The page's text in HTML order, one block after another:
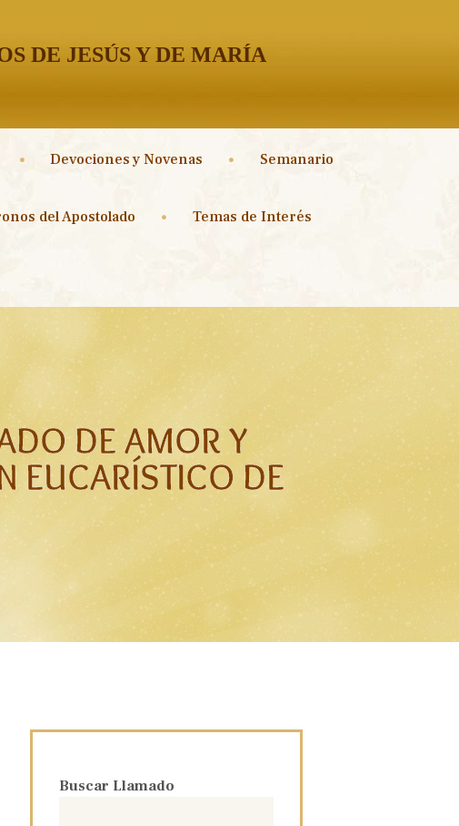
DE JESÚS Y DE MARÍA
Devociones y Novenas Semanario
del Apostolado Temas de Interés
DE AMOR Y
EUCARÍSTICO DE
Buscar Llamado